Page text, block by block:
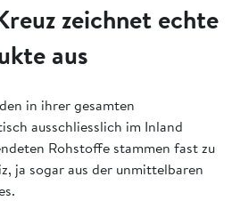
zeichnet echte
aus
in ihrer gesamten
ausschliesslich im Inland
Rohstoffe stammen fast zu
ja sogar aus der unmittelbaren